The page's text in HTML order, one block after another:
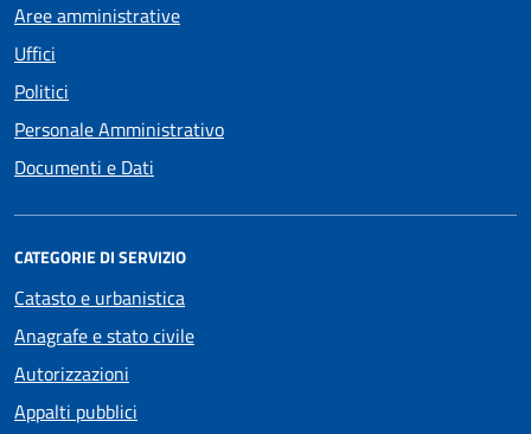
Aree amministrative
Uffici
Politici
Personale Amministrativo
Documenti e Dati
CATEGORIE DI SERVIZIO
Catasto e urbanistica
Anagrafe e stato civile
Autorizzazioni
Appalti pubblici